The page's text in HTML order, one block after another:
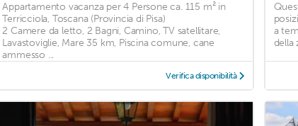
Appartamento vacanza per 4 Persone ca. 115 m² in
Terricciola, Toscana (Provincia di Pisa)
2 Camere da letto, 2 Bagni, Camino, TV satellitare,
Lavastoviglie, Mare 35 km, Piscina comune, cane
ammesso ...
Verifica disponibilità
a
della